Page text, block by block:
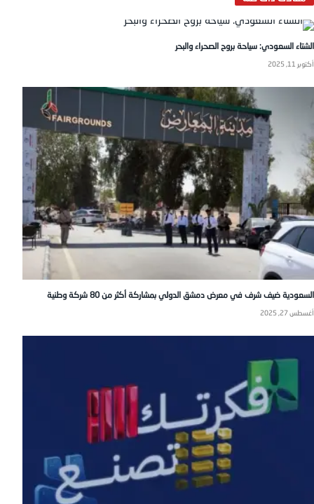
الشتاء السعودي: سياحة بروح الصحراء والبحر
أكتوبر 11, 2025
السعودية ضيف شرف في معرض دمشق الدولي بمشاركة أكثر من 80 شركة وطنية
أغسطس 27, 2025